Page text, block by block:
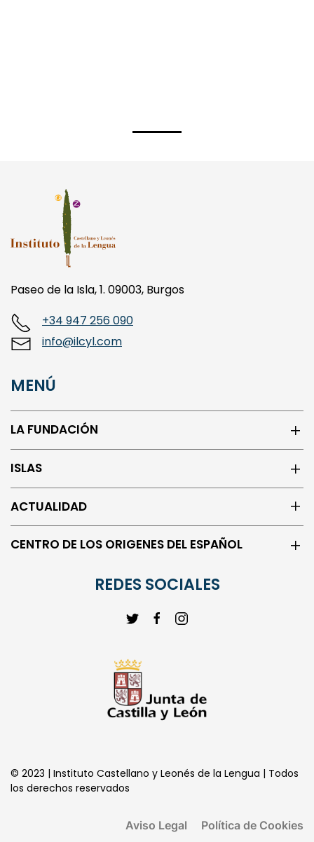
Paseo de la Isla, 1. 09003, Burgos
info@ilcyl.com
LA FUNDACIÓN
ISLAS
ACTUALIDAD
CENTRO DE LOS ORIGENES DEL ESPAÑOL
los derechos reservados
Política de Privacidad
Transparencia